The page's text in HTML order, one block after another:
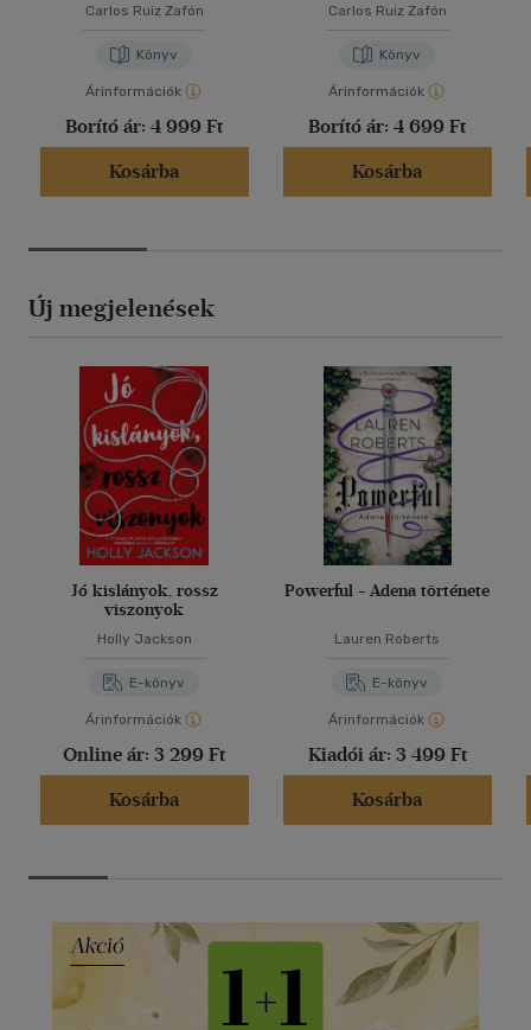
Carlos Ruiz Zafón
Könyv
Árinformációk
Borító ár: 4 999 Ft
Kosárba
Carlos Ruiz Zafón
Könyv
Árinformációk
Borító ár: 4 699 Ft
Kosárba
Új megjelenések
Jó kislányok, rossz
viszonyok
Holly Jackson
E-könyv
Árinformációk
Online ár: 3 299 Ft
Kosárba
Powerful - Adena története
Lauren Roberts
E-könyv
Árinformációk
Kiadói ár: 3 499 Ft
Kosárba